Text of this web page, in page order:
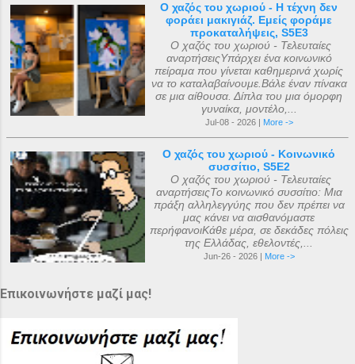
Ο χαζός του χωριού - Η τέχνη δεν
φοράει μακιγιάζ. Εμείς φοράμε
προκαταλήψεις, S5E3
Ο χαζός του χωριού - Τελευταίες
αναρτήσειςΥπάρχει ένα κοινωνικό
πείραμα που γίνεται καθημερινά χωρίς
να το καταλαβαίνουμε.Βάλε έναν πίνακα
σε μια αίθουσα. Δίπλα του μια όμορφη
γυναίκα, μοντέλο,...
Jul-08 - 2026 | More ->
Ο χαζός του χωριού - Κοινωνικό
συσσίτιο, S5E2
Ο χαζός του χωριού - Τελευταίες
αναρτήσειςΤο κοινωνικό συσσίτιο: Μια
πράξη αλληλεγγύης που δεν πρέπει να
μας κάνει να αισθανόμαστε
περήφανοιΚάθε μέρα, σε δεκάδες πόλεις
της Ελλάδας, εθελοντές,...
Jun-26 - 2026 | More ->
Επικοινωνήστε μαζί μας!